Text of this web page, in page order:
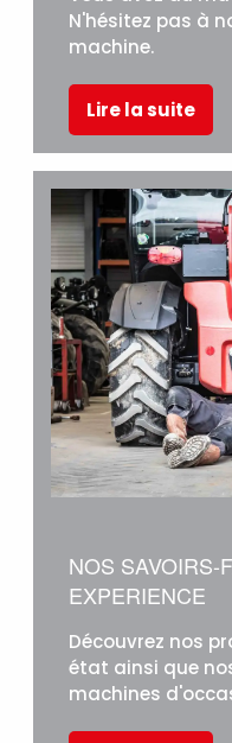
N'hésitez pas à
machine.
Lire la suite
NOS SAVOIRS-
EXPERIENCE
Découvrez nos
état ainsi que
machines